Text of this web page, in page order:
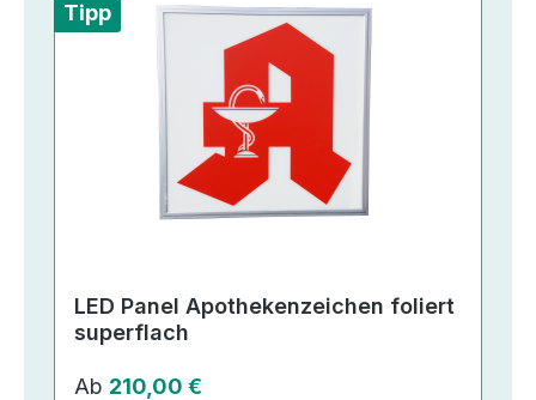
Tipp
LED Panel Apothekenzeichen foliert
superflach
Regulärer Preis:
Ab 210,00 €